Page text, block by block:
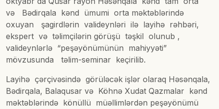
və Bədirqala kənd ümumi orta məktəblərində
oxuyan şagirdlərin valideynləri ilə layihə rəhbəri,
ekspert və təlimçilərin görüşü təşkil olunub ,
valideynlərlə “peşəyönümünün mahiyyəti”
mövzusunda təlim-seminar keçirilib.
Layihə çərçivəsində görüləcək işlər olaraq Həsənqala,
Bədirqala, Balaqusar və Köhnə Xudat Qazmalar kənd
məktəblərində könüllü müəllimlərdən peşəyönümü